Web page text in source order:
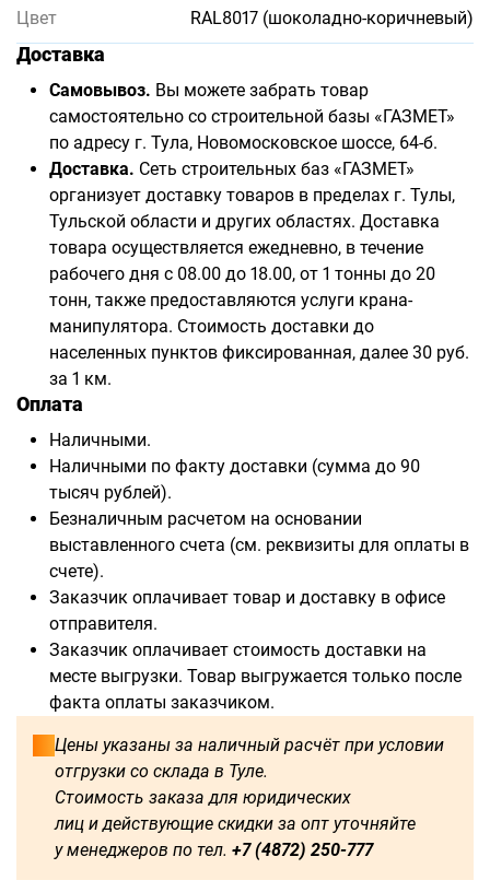
Цвет RAL8017 (шоколадно-коричневый)
Доставка
Самовывоз. Вы можете забрать товар
самостоятельно со строительной базы «ГАЗМЕТ»
по адресу г. Тула, Новомосковское шоссе, 64-б.
Доставка. Сеть строительных баз «ГАЗМЕТ»
организует доставку товаров в пределах г. Тулы,
Тульской области и других областях. Доставка
товара осуществляется ежедневно, в течение
рабочего дня с 08.00 до 18.00, от 1 тонны до 20
тонн, также предоставляются услуги крана-
манипулятора. Стоимость доставки до
населенных пунктов фиксированная, далее 30 руб.
за 1 км.
Оплата
Наличными.
Наличными по факту доставки (сумма до 90
тысяч рублей).
Безналичным расчетом на основании
выставленного счета (см. реквизиты для оплаты в
счете).
Заказчик оплачивает товар и доставку в офисе
отправителя.
Заказчик оплачивает стоимость доставки на
месте выгрузки. Товар выгружается только после
факта оплаты заказчиком.
Цены указаны за наличный расчёт при условии
отгрузки со склада в Туле.
Стоимость заказа для юридических
лиц и действующие скидки за опт уточняйте
у менеджеров по тел. +7 (4872) 250-777